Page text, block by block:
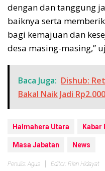
dengan dan tanggung
baiknya serta
bagi kemajuan dan
desa masing-masing,”
Baca Juga: Dishub:
Bakal Naik Jadi Rp2.000
Halmahera Utara Kabar
Masa Jabatan News
Penulis: Agus Editor: Rian Hidayat